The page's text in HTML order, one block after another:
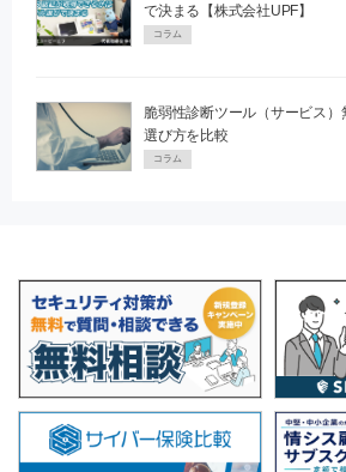
で決まる【株式会社UPF】
コラム
脆弱性診断ツール（サービス）
選び方を比較
コラム